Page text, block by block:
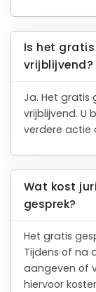
Is het
vrijblijvend?
Ja. Het gratis
vrijblijvend. U
verdere actie
Wat kost
gesprek?
Het gratis
Tijdens of na
aangeven of
hiervoor